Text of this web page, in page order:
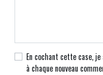
En cochant cette case,
à chaque nouveau